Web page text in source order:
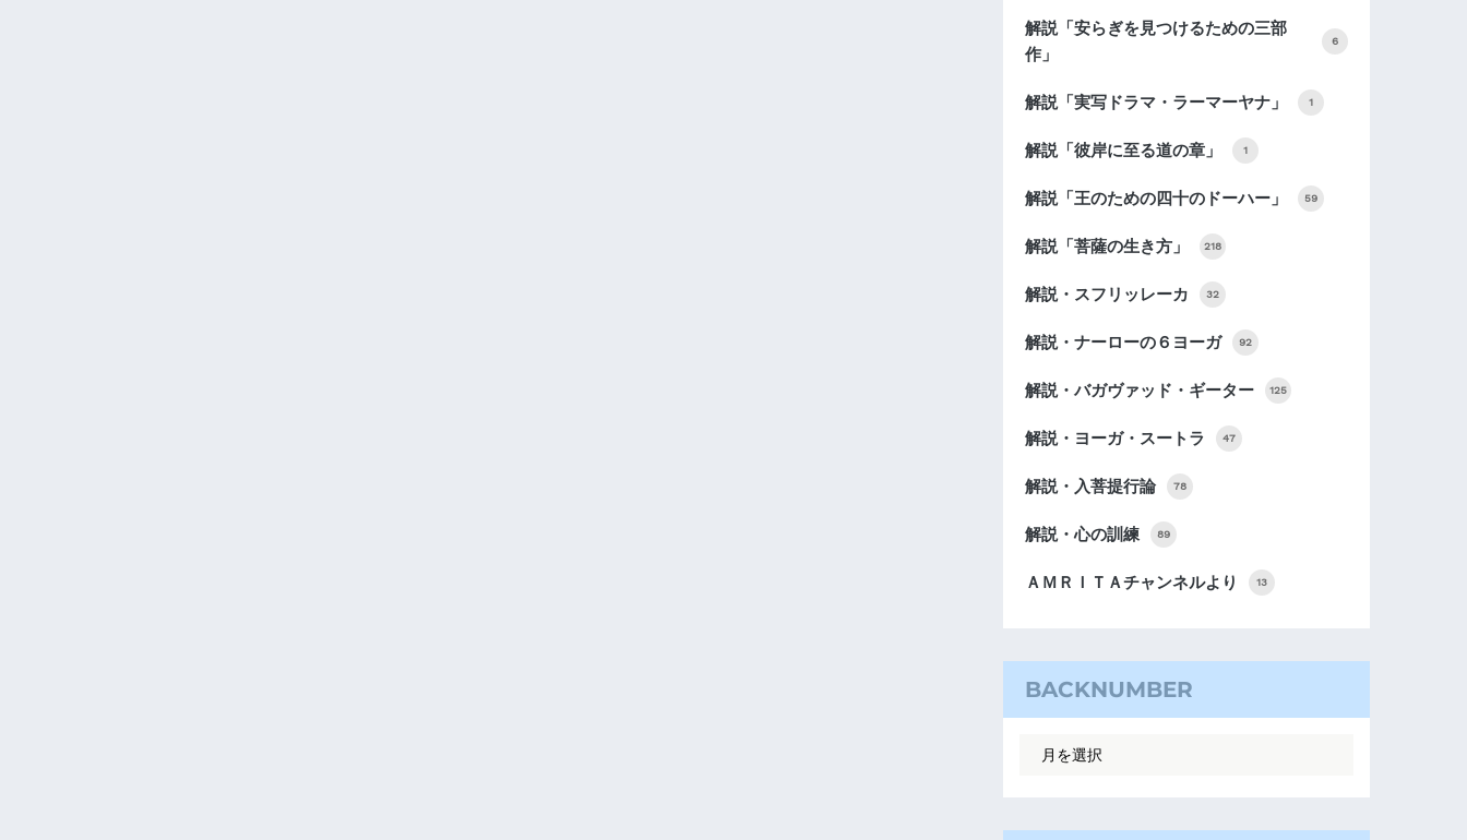
解説「安らぎを見つけるための三部
作」
6
解説「実写ドラマ・ラーマーヤナ」 1
解説「彼岸に至る道の章」 1
解説「王のための四十のドーハー」 59
解説「菩薩の生き方」 218
解説・スフリッレーカ 32
解説・ナーローの６ヨーガ 92
解説・バガヴァッド・ギーター 125
解説・ヨーガ・スートラ 47
解説・入菩提行論 78
解説・心の訓練 89
ＡＭＲＩＴＡチャンネルより 13
BACKNUMBER